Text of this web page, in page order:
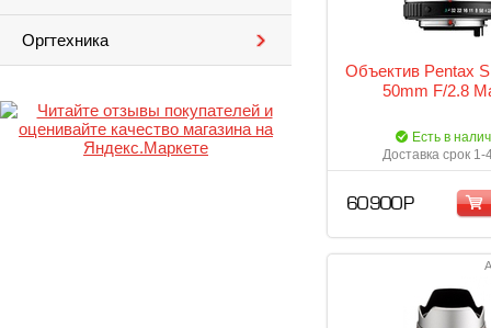
Оргтехника
Объектив Pentax
50mm F/2.8
Есть в
Доставка срок 1-
60 900 Р